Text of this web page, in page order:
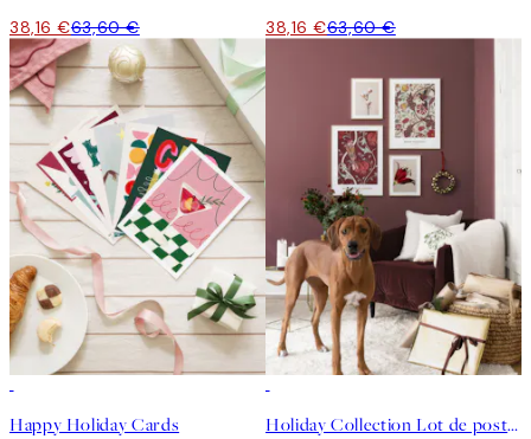
38,16 €63,60 € 38,16 €63,60 €
Happy Holiday Cards Holiday Collection Lot de posters